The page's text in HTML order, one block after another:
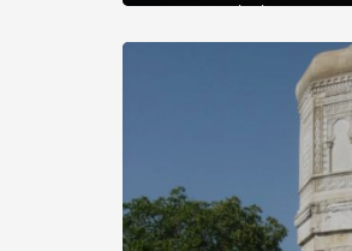
запрошую відвідати це